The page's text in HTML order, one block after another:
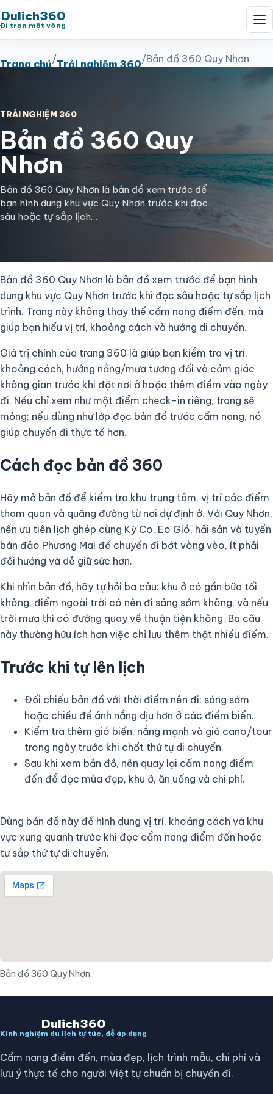
Dulich360
Đi trọn một vòng
Trang chủ/Trải nghiệm 360/Bản đồ 360 Quy Nhơn
TRẢI NGHIỆM 360
Bản đồ 360 Quy
Nhơn
Bản đồ 360 Quy Nhơn là bản đồ xem trước để
bạn hình dung khu vực Quy Nhơn trước khi đọc
sâu hoặc tự sắp lịch…
Bản đồ 360 Quy Nhơn là bản đồ xem trước để bạn hình
dung khu vực Quy Nhơn trước khi đọc sâu hoặc tự sắp lịch
trình. Trang này không thay thế cẩm nang điểm đến, mà
giúp bạn hiểu vị trí, khoảng cách và hướng di chuyển.
Giá trị chính của trang 360 là giúp bạn kiểm tra vị trí,
khoảng cách, hướng nắng/mưa tương đối và cảm giác
không gian trước khi đặt nơi ở hoặc thêm điểm vào ngày
đi. Nếu chỉ xem như một điểm check-in riêng, trang sẽ
mỏng; nếu dùng như lớp đọc bản đồ trước cẩm nang, nó
giúp chuyến đi thực tế hơn.
Cách đọc bản đồ 360
Hãy mở bản đồ để kiểm tra khu trung tâm, vị trí các điểm
tham quan và quãng đường từ nơi dự định ở. Với Quy Nhơn,
nên ưu tiên lịch ghép cùng Kỳ Co, Eo Gió, hải sản và tuyến
bán đảo Phương Mai để chuyến đi bớt vòng vèo, ít phải
đổi hướng và dễ giữ sức hơn.
Khi nhìn bản đồ, hãy tự hỏi ba câu: khu ở có gần bữa tối
không, điểm ngoài trời có nên đi sáng sớm không, và nếu
trời mưa thì có đường quay về thuận tiện không. Ba câu
này thường hữu ích hơn việc chỉ lưu thêm thật nhiều điểm.
Trước khi tự lên lịch
Đối chiếu bản đồ với thời điểm nên đi: sáng sớm
hoặc chiều để ánh nắng dịu hơn ở các điểm biển.
Kiểm tra thêm gió biển, nắng mạnh và giá cano/tour
trong ngày trước khi chốt thứ tự di chuyển.
Sau khi xem bản đồ, nên quay lại cẩm nang điểm
đến để đọc mùa đẹp, khu ở, ăn uống và chi phí.
Dùng bản đồ này để hình dung vị trí, khoảng cách và khu
vực xung quanh trước khi đọc cẩm nang điểm đến hoặc
tự sắp thứ tự di chuyển.
Bản đồ 360 Quy Nhơn
Dulich360
Kinh nghiệm du lịch tự túc, dễ áp dụng
Cẩm nang điểm đến, mùa đẹp, lịch trình mẫu, chi phí và
lưu ý thực tế cho người Việt tự chuẩn bị chuyến đi.